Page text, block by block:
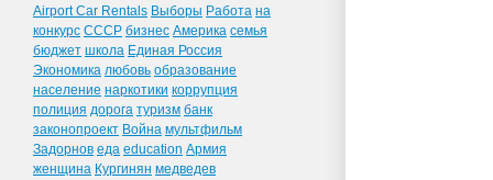
Airport Car Rentals Выборы Работа на
конкурс СССР бизнес Америка семья
бюджет школа Единая Россия
Экономика любовь образование
население наркотики коррупция
полиция дорога туризм банк
законопроект Война мультфильм
Задорнов еда education Армия
женщина Кургинян медведев